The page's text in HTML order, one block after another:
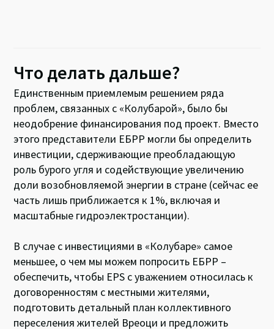
Что делать дальше?
Единственным приемлемым решением ряда
проблем, связанных с «Колубарой», было бы
неодобрение финансирования под проект. Вместо
этого представители ЕБРР могли бы определить
инвестиции, сдерживающие преобладающую
роль бурого угля и содействующие увеличению
доли возобновляемой энергии в стране (сейчас ее
часть лишь приближается к 1%, включая и
масштабные гидроэлектростанции).
В случае c инвестициями в «Колубаре» самое
меньшее, о чем мы можем попросить ЕБРР –
обеспечить, чтобы EPS с уважением относилась к
договоренностям с местными жителями,
подготовить детальный план коллективного
переселения жителей Вреоци и предложить